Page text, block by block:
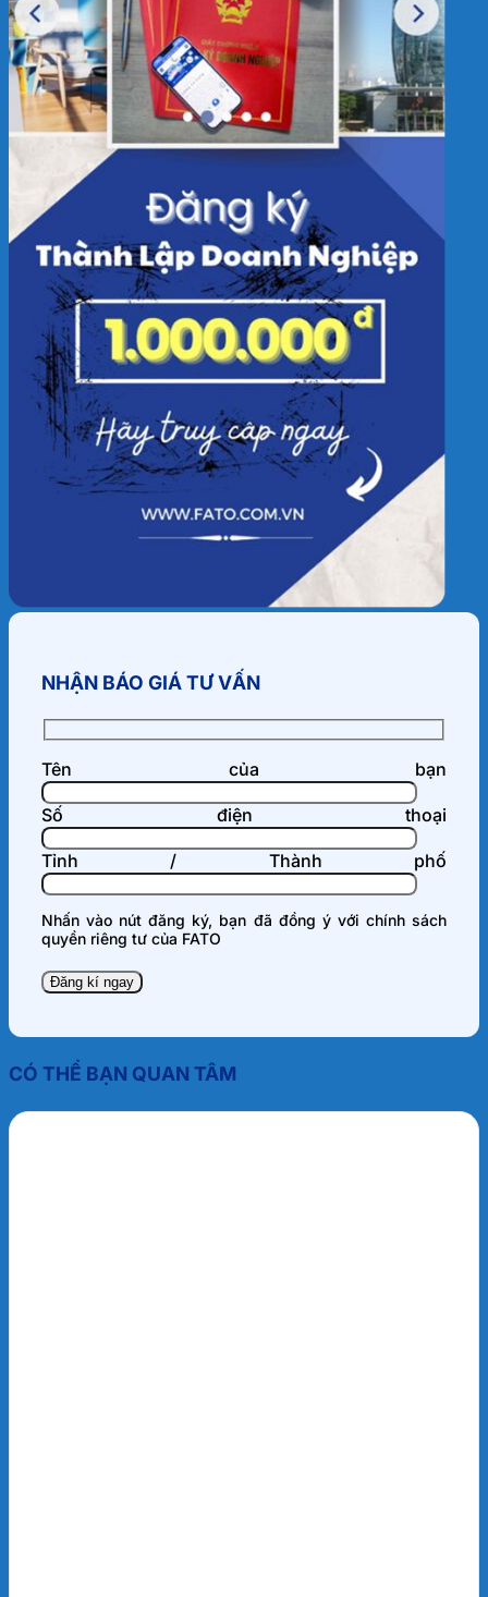
NHẬN BÁO GIÁ TƯ VẤN
Tên của bạn
Số điện thoại
Tỉnh / Thành phố
Nhấn vào nút đăng ký, bạn đã đồng ý với chính sách
quyền riêng tư của FATO
CÓ THỂ BẠN QUAN TÂM